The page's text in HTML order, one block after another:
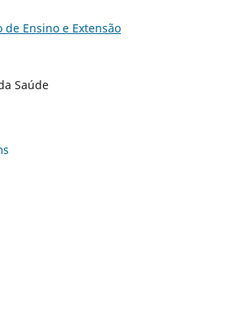
de Ensino e Extensão
Saúde